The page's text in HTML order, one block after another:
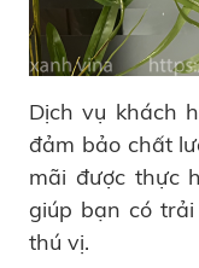
Dịch vụ khách
đảm bảo chất
mãi được thực
giúp bạn có
thú vị.